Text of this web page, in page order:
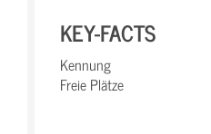
KEY-FACTS
Kennung
Freie Plätze